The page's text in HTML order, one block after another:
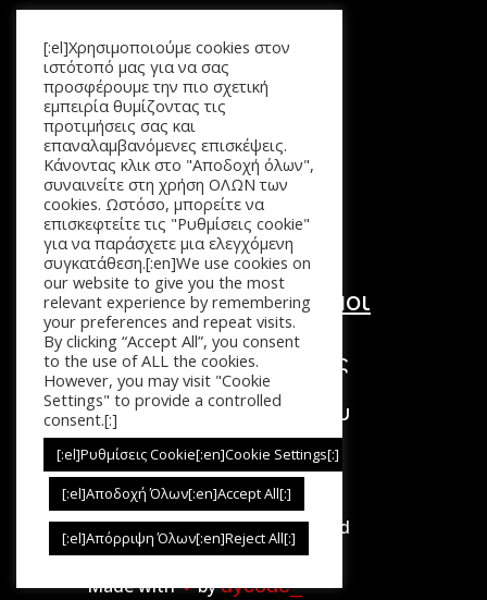
Μενού
Αρχική
Προϊόντα
Καλάθι
Επικοινωνία
Χρήσιμοι Σύνδεσμοι
Τόποι Πληρωμής
Τρόποι Επιστροφής
Τρόποι Αποστολής
Πολιτική Απορρήτου
Όροι Χρήσης
Copyright © 2026. All Rights Reserved
Made with❤︎bydycode_
[:el]Χρησιμοποιούμε cookies στον
ιστότοπό μας για να σας
προσφέρουμε την πιο σχετική
εμπειρία θυμίζοντας τις
προτιμήσεις σας και
επαναλαμβανόμενες επισκέψεις.
Κάνοντας κλικ στο "Αποδοχή όλων",
συναινείτε στη χρήση ΟΛΩΝ των
cookies. Ωστόσο, μπορείτε να
επισκεφτείτε τις "Ρυθμίσεις cookie"
για να παράσχετε μια ελεγχόμενη
συγκατάθεση.[:en]We use cookies on
our website to give you the most
relevant experience by remembering
your preferences and repeat visits.
By clicking “Accept All”, you consent
to the use of ALL the cookies.
However, you may visit "Cookie
Settings" to provide a controlled
consent.[:]
[:el]Ρυθμίσεις Cookie[:en]Cookie Settings[:]
[:el]Αποδοχή Όλων[:en]Accept All[:]
[:el]Απόρριψη Όλων[:en]Reject All[:]